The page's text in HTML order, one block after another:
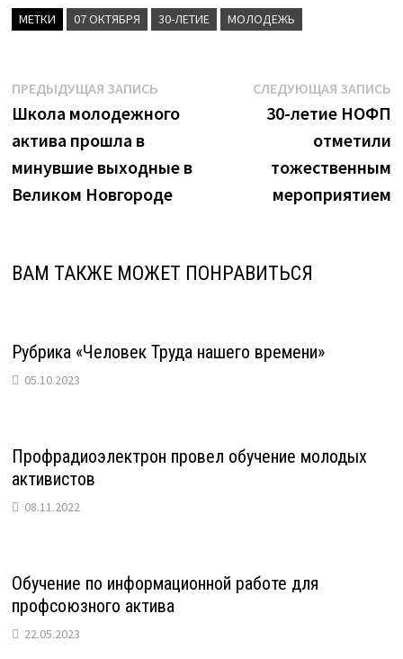
МЕТКИ 07 ОКТЯБРЯ 30-ЛЕТИЕ МОЛОДЕЖЬ
Навигация
по
записям
ПРЕДЫДУЩАЯ ЗАПИСЬ
запись:
Школа молодежного
актива прошла в
минувшие выходные в
Великом Новгороде
СЛЕДУЮЩАЯ ЗАПИСЬ
30-летие НОФП
отметили
тожественным
мероприятием
ВАМ ТАКЖЕ МОЖЕТ ПОНРАВИТЬСЯ
Рубрика «Человек Труда нашего времени»
05.10.2023
Профрадиоэлектрон провел обучение молодых
активистов
08.11.2022
Обучение по информационной работе для
профсоюзного актива
22.05.2023